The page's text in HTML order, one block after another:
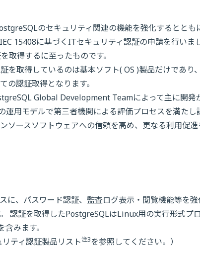
のセキュリティ関連の機能を強化するととも
15408に基づくITセキュリティ認証の申請を行いま
取得するに至ったものです。
を取得しているのは基本ソフト( OS )製品だけであり
の認証取得となります。
Global Development Teamによって主に開発
用モデルで第三者機関による評価プロセスを満たし
ソースソフトウェアへの信頼を高め、更なる利用促進
、パスワード認証、監査ログ表示・閲覧機能等を強
認証を取得したPostgreSQLはLinux用の実行形式プ
みます。
ティ認証製品リスト注3を参照してください。）